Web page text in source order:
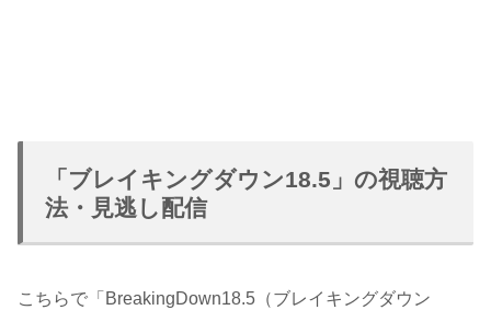
「ブレイキングダウン18.5」の視聴方
法・見逃し配信
こちらで「BreakingDown18.5（ブレイキングダウン